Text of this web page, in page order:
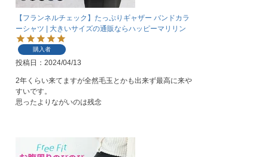
【フランネルチェック】たっぷりギャザー バンドカラ
ーシャツ | 大きいサイズの通販ならハッピーマリリン
購入者
投稿日 2024/04/13
2年くらい来てますが全然毛玉とかも出来ず最高に来や
すいです。
思ったよりながいのは残念